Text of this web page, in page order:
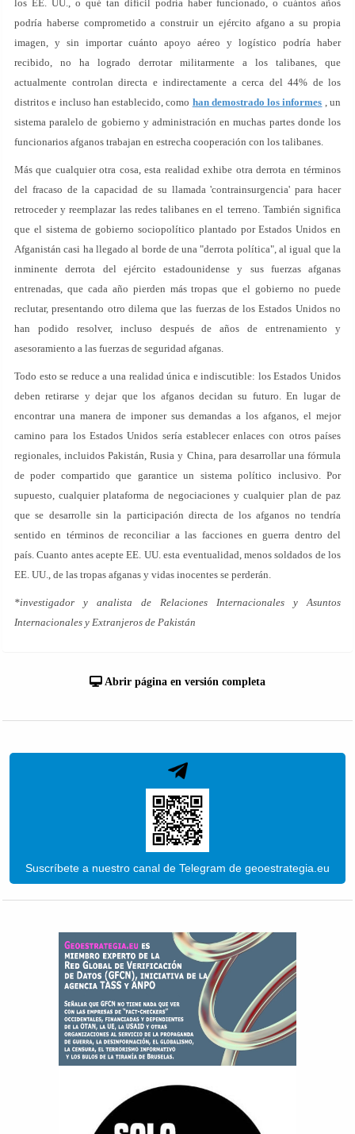
los EE. UU., o qué tan difícil podría haber funcionado, o cuántos años
podría haberse comprometido a construir un ejército afgano a su propia
imagen, y sin importar cuánto apoyo aéreo y logístico podría haber
recibido, no ha logrado derrotar militarmente a los talibanes, que
actualmente controlan directa e indirectamente a cerca del 44% de los
distritos e incluso han establecido, como han demostrado los informes , un
sistema paralelo de gobierno y administración en muchas partes donde los
funcionarios afganos trabajan en estrecha cooperación con los talibanes.
Más que cualquier otra cosa, esta realidad exhibe otra derrota en términos
del fracaso de la capacidad de su llamada 'contrainsurgencia' para hacer
retroceder y reemplazar las redes talibanes en el terreno. También significa
que el sistema de gobierno sociopolítico plantado por Estados Unidos en
Afganistán casi ha llegado al borde de una "derrota política", al igual que la
inminente derrota del ejército estadounidense y sus fuerzas afganas
entrenadas, que cada año pierden más tropas que el gobierno no puede
reclutar, presentando otro dilema que las fuerzas de los Estados Unidos no
han podido resolver, incluso después de años de entrenamiento y
asesoramiento a las fuerzas de seguridad afganas.
Todo esto se reduce a una realidad única e indiscutible: los Estados Unidos
deben retirarse y dejar que los afganos decidan su futuro. En lugar de
encontrar una manera de imponer sus demandas a los afganos, el mejor
camino para los Estados Unidos sería establecer enlaces con otros países
regionales, incluidos Pakistán, Rusia y China, para desarrollar una fórmula
de poder compartido que garantice un sistema político inclusivo. Por
supuesto, cualquier plataforma de negociaciones y cualquier plan de paz
que se desarrolle sin la participación directa de los afganos no tendría
sentido en términos de reconciliar a las facciones en guerra dentro del
país. Cuanto antes acepte EE. UU. esta eventualidad, menos soldados de los
EE. UU., de las tropas afganas y vidas inocentes se perderán.
*investigador y analista de Relaciones Internacionales y Asuntos
Internacionales y Extranjeros de Pakistán
Abrir página en versión completa
Suscríbete a nuestro canal de Telegram de geoestrategia.eu